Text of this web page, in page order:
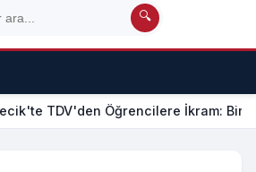
🔍
TDV'den Öğrencilere İkram: